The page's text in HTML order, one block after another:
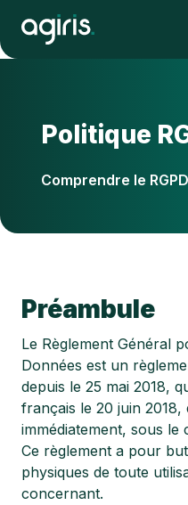
Politique
Comprendre le
Préambule
Le Règlement Général
Données est un
depuis le 25 mai 2018,
français le 20 juin 2018,
immédiatement, sous le
Ce règlement a pour
physiques de toute
concernant.